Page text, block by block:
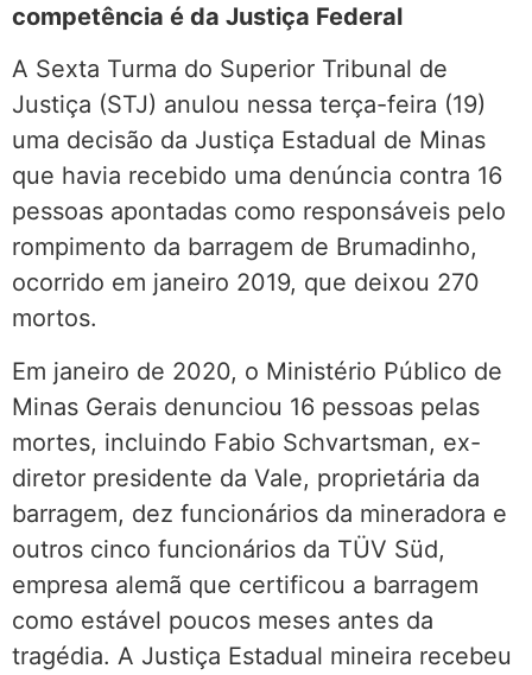
competência é da Justiça Federal
A Sexta Turma do Superior Tribunal de
Justiça (STJ) anulou nessa terça-feira (19)
uma decisão da Justiça Estadual de Minas
que havia recebido uma denúncia contra 16
pessoas apontadas como responsáveis pelo
rompimento da barragem de Brumadinho,
ocorrido em janeiro 2019, que deixou 270
mortos.
Em janeiro de 2020, o Ministério Público de
Minas Gerais denunciou 16 pessoas pelas
mortes, incluindo Fabio Schvartsman, ex-
diretor presidente da Vale, proprietária da
barragem, dez funcionários da mineradora e
outros cinco funcionários da TÜV Süd,
empresa alemã que certificou a barragem
como estável poucos meses antes da
tragédia. A Justiça Estadual mineira recebeu